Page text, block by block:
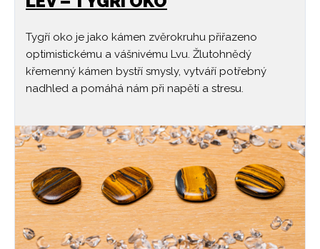
Tygří oko je jako kámen zvěrokruhu přiřazeno
optimistickému a vášnivému Lvu. Žlutohnědý
křemenný kámen bystří smysly, vytváří potřebný
nadhled a pomáhá nám při napětí a stresu.